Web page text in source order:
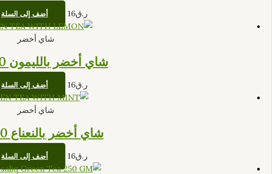
ر.ق16 أضف إلى السلة
شاي أخضر
شاي أخضر بالليمون 30 كيس
ر.ق16 أضف إلى السلة
شاي أخضر
شاي أخضر بالنعناع 30كيس
ر.ق16 أضف إلى السلة